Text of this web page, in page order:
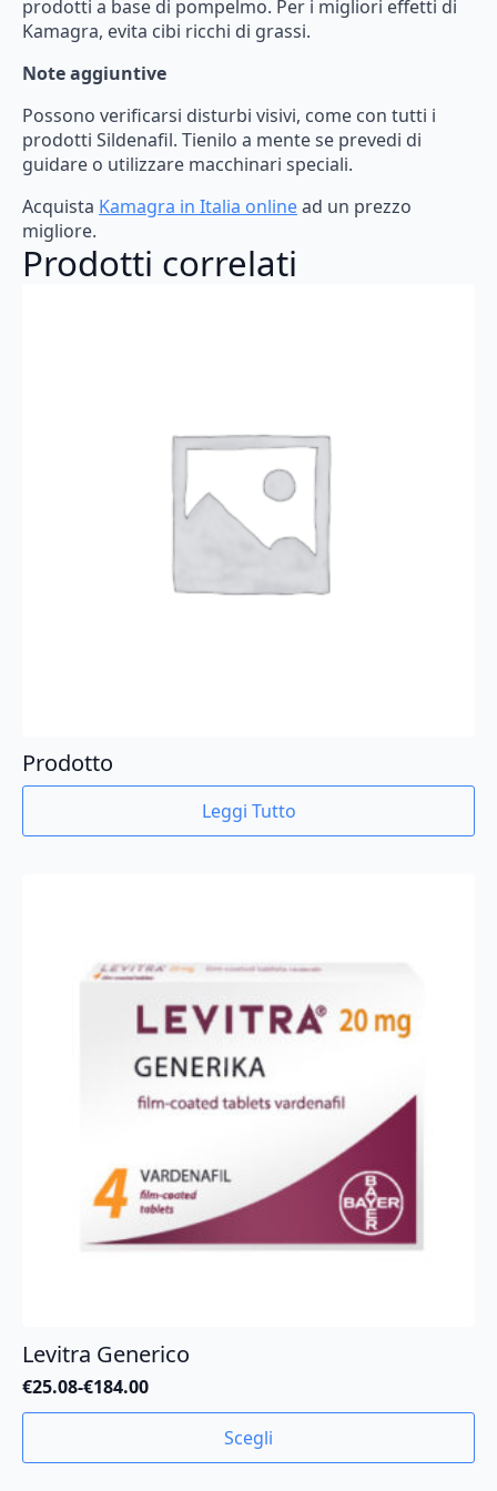
prodotti a base di pompelmo. Per i migliori effetti di
Kamagra, evita cibi ricchi di grassi.
Note aggiuntive
Possono verificarsi disturbi visivi, come con tutti i
prodotti Sildenafil. Tienilo a mentese prevedi di
guidare o utilizzare macchinari speciali.
Acquista Kamagra in Italia onlinead un prezzo
migliore.
Prodotti correlati
Prodotto
Leggi Tutto
Levitra Generico
€25.08-€184.00
Fascia
di
da
Scegli
Questo